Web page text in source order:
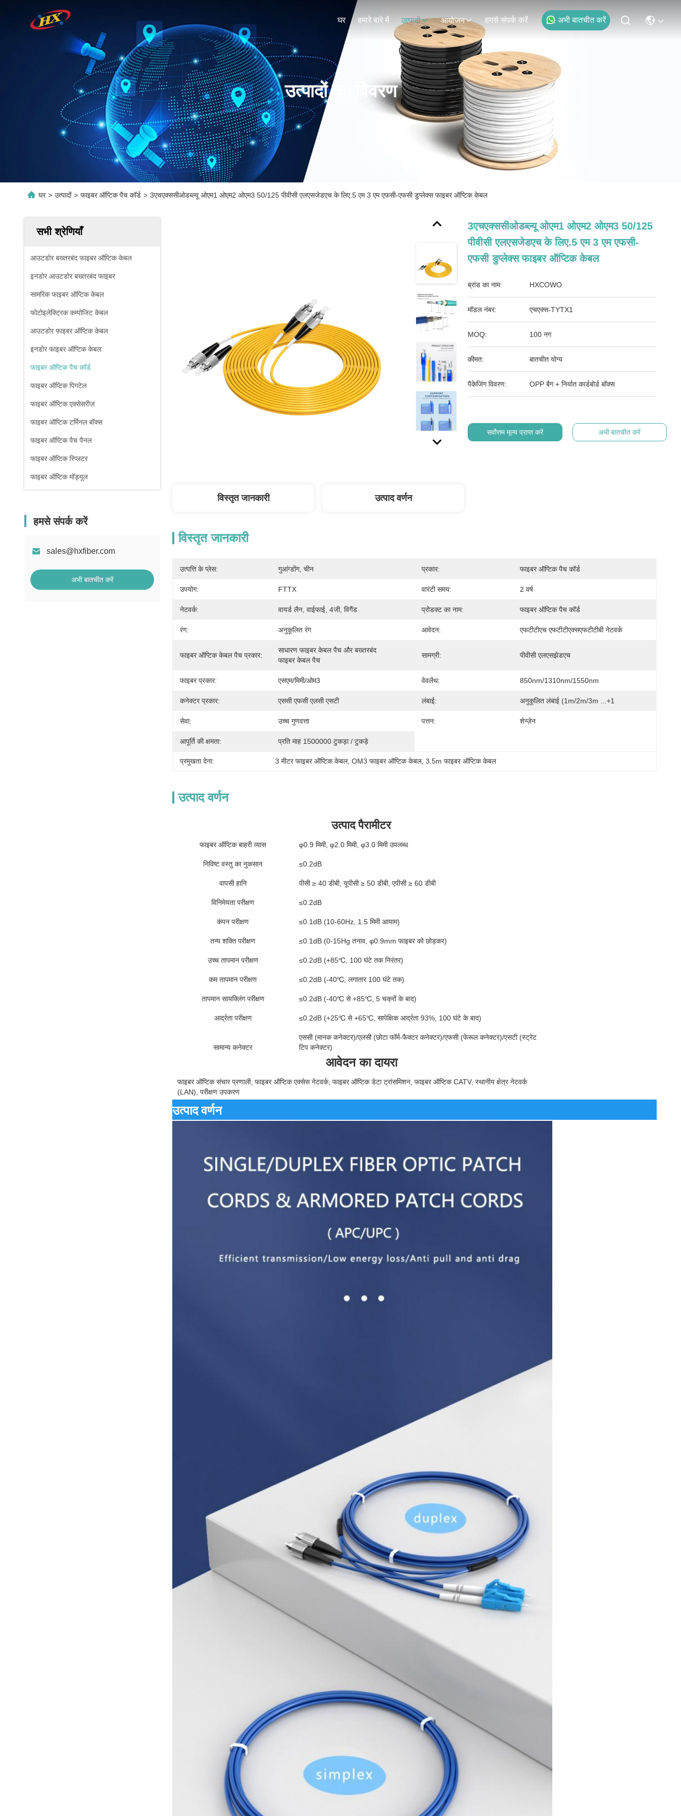
घर हमारे बारे में उत्पादों आयोजन हमसे संपर्क करें अभी बातचीत करें
उत्पादों का विवरण
घर > उत्पादों > फाइबर ऑप्टिक पैच कॉर्ड > 3एचएक्ससीओडब्ल्यू ओएम1 ओएम2 ओएम3 50/125 पीवीसी एलएसजेडएच के लिए.5 एम 3 एम एफसी-एफसी डुप्लेक्स फाइबर ऑप्टिक केबल
सभी श्रेणियाँ
आउटडोर बख्तरबंद फाइबर ऑप्टिक केबल
इनडोर आउटडोर बख्तरबंद फाइबर
सामरिक फाइबर ऑप्टिक केबल
फोटोइलेक्ट्रिक कम्पोजिट केबल
आउटडोर फाइबर ऑप्टिक केबल
इनडोर फाइबर ऑप्टिक केबल
फाइबर ऑप्टिक पैच कॉर्ड
फाइबर ऑप्टिक पिगटेल
फाइबर ऑप्टिक एक्सेसरीज़
फाइबर ऑप्टिक टर्मिनल बॉक्स
फाइबर ऑप्टिक पैच पैनल
फाइबर ऑप्टिक स्प्लिटर
फाइबर ऑप्टिक मॉड्यूल
हमसे संपर्क करें
sales@hxfiber.com
अभी बातचीत करें
3एचएक्ससीओडब्ल्यू ओएम1 ओएम2 ओएम3 50/125
पीवीसी एलएसजेडएच के लिए.5 एम 3 एम एफसी-
एफसी डुप्लेक्स फाइबर ऑप्टिक केबल
ब्रांड का नाम: HXCOWO
मॉडल नंबर: एचएक्स-TYTX1
MOQ: 100 नग
कीमत: बातचीत योग्य
पैकेजिंग विवरण: OPP बैग + निर्यात कार्डबोर्ड बॉक्स
सर्वोत्तम मूल्य प्राप्त करें अभी बातचीत करें
विस्तृत जानकारी उत्पाद वर्णन
विस्तृत जानकारी
उत्पत्ति के प्लेस: गुआंग्डोंग, चीन प्रकार: फाइबर ऑप्टिक पैच कॉर्ड
उपयोग: FTTX वारंटी समय: 2 वर्ष
नेटवर्क: वायर्ड लैन, वाईफाई, 4जी, विगैंड प्रोडक्ट का नाम: फाइबर ऑप्टिक पैच कॉर्ड
रंग: अनुकूलित रंग आवेदन: एफटीटीएच एफटीटीएक्सएफटीटीबी नेटवर्क
फाइबर ऑप्टिक केबल पैच प्रकार:
साधारण फाइबर केबल पैच और बख्तरबंद
फाइबर केबल पैच
सामग्री: पीवीसी एलएसझेडएच
फाइबर प्रकार: एसएम/मिमी/ओम3 वेवलेंथ: 850nm/1310nm/1550nm
कनेक्टर प्रकार: एससी एफसी एलसी एसटी लंबाई: अनुकूलित लंबाई (1m/2m/3m ...+1
सेवा: उच्च गुणवत्ता पत्तन: शेन्ज़ेन
आपूर्ति की क्षमता: प्रति माह 1500000 टुकड़ा / टुकड़े
प्रमुखता देना: 3 मीटर फाइबर ऑप्टिक केबल, OM3 फाइबर ऑप्टिक केबल, 3.5m फाइबर ऑप्टिक केबल
उत्पाद वर्णन
उत्पाद पैरामीटर
फाइबर ऑप्टिक बाहरी व्यास φ0.9 मिमी, φ2.0 मिमी, φ3.0 मिमी उपलब्ध
निविष्ट वस्तु का नुकसान ≤0.2dB
वापसी हानि पीसी ≥ 40 डीबी, यूपीसी ≥ 50 डीबी, एपीसी ≥ 60 डीबी
विनिमेयता परीक्षण ≤0.2dB
कंपन परीक्षण ≤0.1dB (10-60Hz, 1.5 मिमी आयाम)
तन्य शक्ति परीक्षण ≤0.1dB (0-15Hg तनाव, φ0.9mm फाइबर को छोड़कर)
उच्च तापमान परीक्षण ≤0.2dB (+85℃, 100 घंटे तक निरंतर)
कम तापमान परीक्षण ≤0.2dB (-40℃, लगातार 100 घंटे तक)
तापमान सायक्लिंग परीक्षण ≤0.2dB (-40℃ से +85℃, 5 चक्रों के बाद)
आर्द्रता परीक्षण ≤0.2dB (+25℃ से +65℃, सापेक्षिक आर्द्रता 93%, 100 घंटे के बाद)
सामान्य कनेक्टर
एससी (मानक कनेक्टर)/एलसी (छोटा फॉर्म-फैक्टर कनेक्टर)/एफसी (फेरूल कनेक्टर)/एसटी (स्ट्रेट
टिप कनेक्टर)
आवेदन का दायरा
फाइबर ऑप्टिक संचार प्रणाली, फाइबर ऑप्टिक एक्सेस नेटवर्क, फाइबर ऑप्टिक डेटा ट्रांसमिशन, फाइबर ऑप्टिक CATV, स्थानीय क्षेत्र नेटवर्क
(LAN), परीक्षण उपकरण
उत्पाद वर्णन